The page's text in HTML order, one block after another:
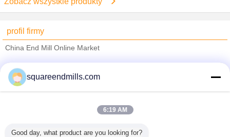
profil firmy
China End Mill Online Market
sprawdzonych dostawców
Trust Seal
Verified Suplier
squareendmills.com
6:19 AM
Good day, what product are you looking for?